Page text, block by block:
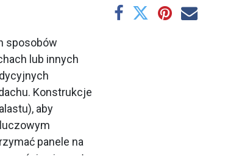
sposobów
lub innych
Konstrukcje
aby
panele na